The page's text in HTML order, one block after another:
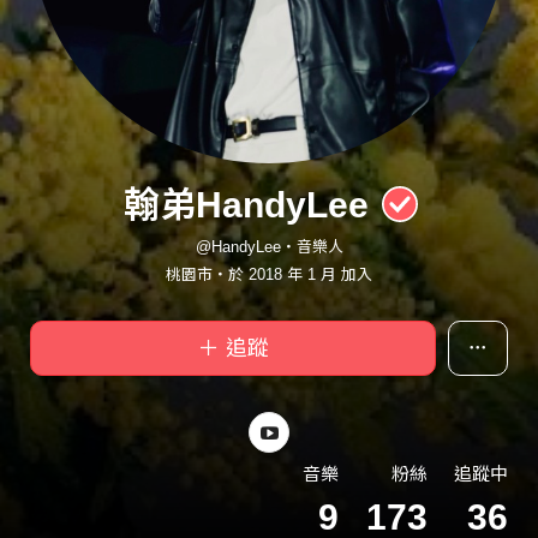
翰弟HandyLee
@HandyLee・音樂人
桃園市・於 2018 年 1 月 加入
＋ 追蹤
音樂
9
粉絲
173
追蹤中
36